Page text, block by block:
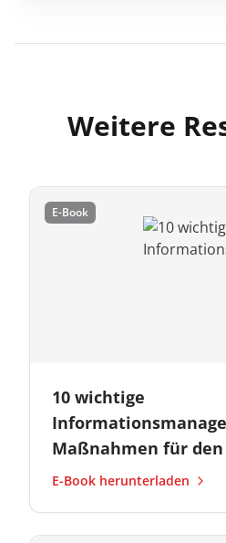
Weitere
E-Book
10 wichtige
Maßnahmen für
KI-Einsatz
E-Book herunterladen